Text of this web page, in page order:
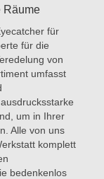
Räume
für
für die
von
umfasst
um in Ihrer
Alle von uns
komplett
bedenkenlos